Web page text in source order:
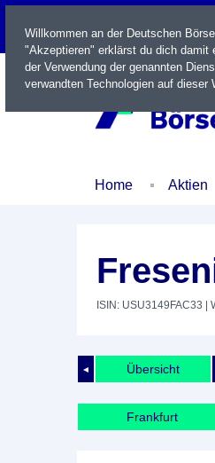
LIVE
Home Aktien
ISIN: USU3149FAC33 |
◄ Übersicht
Frankfurt
Willkommen an der Deutschen
"Akzeptieren" erklärst du dich damit
der Verwendung der genannten
verwandten Technologien auf